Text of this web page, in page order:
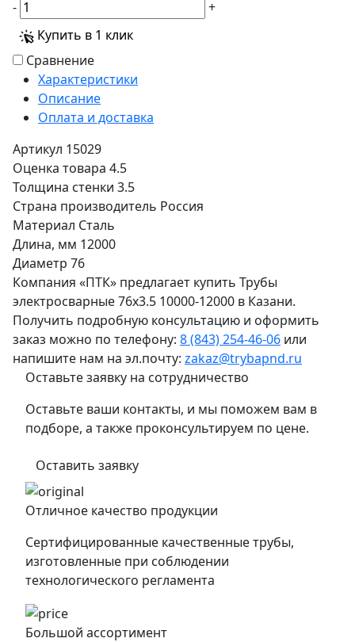
-
+
Купить в 1 клик
Сравнение
Характеристики
Описание
Оплата и доставка
Артикул 15029
Оценка товара 4.5
Толщина стенки 3.5
Страна производитель Россия
Материал Сталь
Длина, мм 12000
Диаметр 76
Компания «ПТК» предлагает купить Трубы
электросварные 76х3.5 10000-12000 в Казани.
Получить подробную консультацию и оформить
заказ можно по телефону: 8 (843) 254-46-06 или
напишите нам на эл.почту: zakaz@trybapnd.ru
Оставьте заявку на сотрудничество
Оставьте ваши контакты, и мы поможем вам в
подборе, а также проконсультируем по цене.
Оставить заявку
Отличное качество продукции
Сертифицированные качественные трубы,
изготовленные при соблюдении
технологического регламента
Большой ассортимент